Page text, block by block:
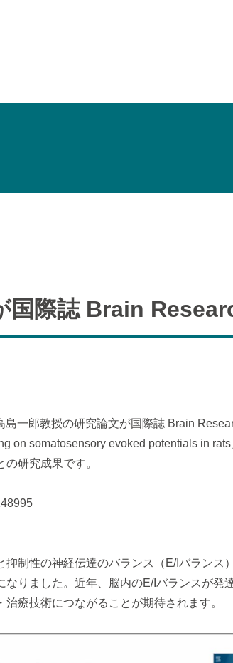
国際誌 Brain
一郎教授の研究論文が国際誌 Brain
on somatosensory evoked potentials in
研究成果です。
抑制性の神経伝達のバランス（E/Iバラン
なりました。近年、脳内のE/Iバランスが
療技術につながることが期待されます。